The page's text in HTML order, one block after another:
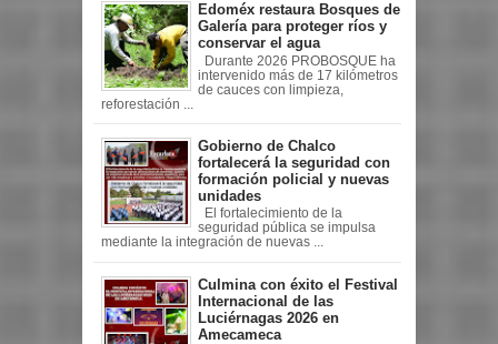
Edoméx restaura Bosques de
Galería para proteger ríos y
conservar el agua
Durante 2026 PROBOSQUE ha
intervenido más de 17 kilómetros
de cauces con limpieza,
reforestación ...
Gobierno de Chalco
fortalecerá la seguridad con
formación policial y nuevas
unidades
El fortalecimiento de la
seguridad pública se impulsa
mediante la integración de nuevas ...
Culmina con éxito el Festival
Internacional de las
Luciérnagas 2026 en
Amecameca